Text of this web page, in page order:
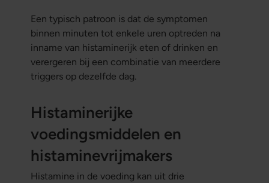
Een typisch patroon is dat de symptomen
binnen minuten tot enkele uren optreden na
inname van histaminerijk eten of drinken en
verergeren bij een combinatie van meerdere
triggers op dezelfde dag.
Histaminerijke
voedingsmiddelen en
histaminevrijmakers
Histamine in de voeding kan uit drie